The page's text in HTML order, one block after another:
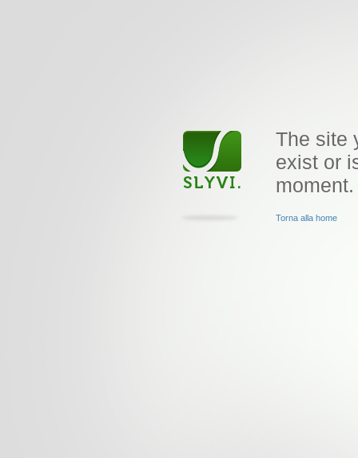
The site
exist or
moment.
Torna alla home